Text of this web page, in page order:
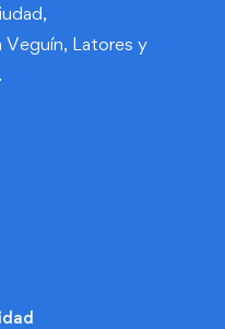
Veguín, Latores y